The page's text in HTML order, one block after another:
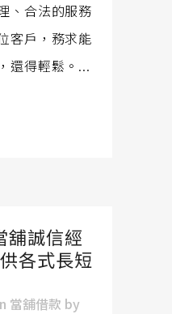
、合法的服務
客戶，務求能
還得輕鬆。...
舖誠信經
各式長短
當舖借款 by